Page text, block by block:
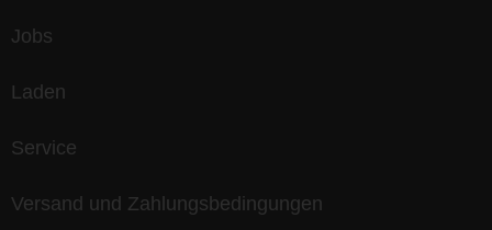
Jobs
Laden
Service
Versand und Zahlungsbedingungen